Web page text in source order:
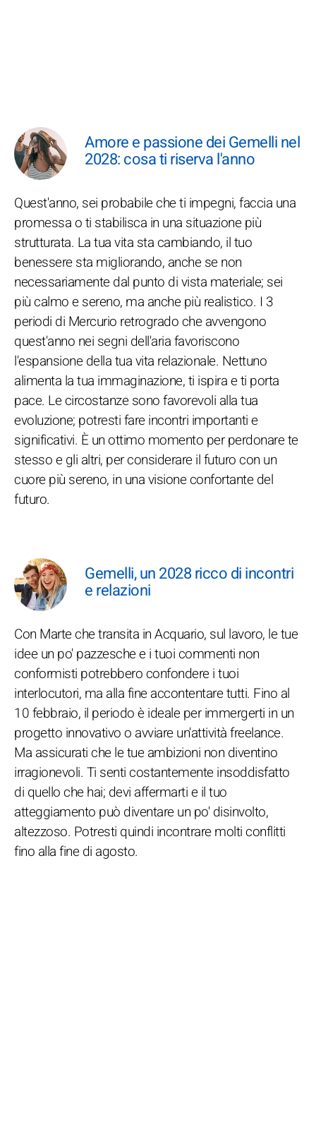
Amore e passione dei Gemelli nel
2028: cosa ti riserva l'anno
Quest'anno, sei probabile che ti impegni, faccia una
promessa o ti stabilisca in una situazione più
strutturata. La tua vita sta cambiando, il tuo
benessere sta migliorando, anche se non
necessariamente dal punto di vista materiale; sei
più calmo e sereno, ma anche più realistico. I 3
periodi di Mercurio retrogrado che avvengono
quest'anno nei segni dell'aria favoriscono
l'espansione della tua vita relazionale. Nettuno
alimenta la tua immaginazione, ti ispira e ti porta
pace. Le circostanze sono favorevoli alla tua
evoluzione; potresti fare incontri importanti e
significativi. È un ottimo momento per perdonare te
stesso e gli altri, per considerare il futuro con un
cuore più sereno, in una visione confortante del
futuro.
Gemelli, un 2028 ricco di incontri
e relazioni
Con Marte che transita in Acquario, sul lavoro, le tue
idee un po' pazzesche e i tuoi commenti non
conformisti potrebbero confondere i tuoi
interlocutori, ma alla fine accontentare tutti. Fino al
10 febbraio, il periodo è ideale per immergerti in un
progetto innovativo o avviare un'attività freelance.
Ma assicurati che le tue ambizioni non diventino
irragionevoli. Ti senti costantemente insoddisfatto
di quello che hai; devi affermarti e il tuo
atteggiamento può diventare un po' disinvolto,
altezzoso. Potresti quindi incontrare molti conflitti
fino alla fine di agosto.